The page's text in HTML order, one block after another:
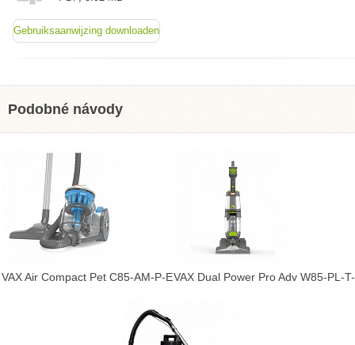
Gebruiksaanwijzing downloaden
Podobné návody
VAX Air Compact Pet C85-AM-P-EVAX Dual Power Pro Adv W85-PL-